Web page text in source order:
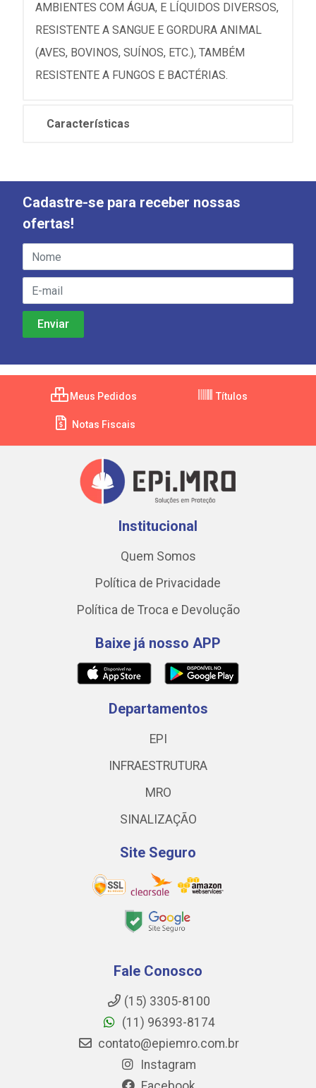
AMBIENTES COM ÁGUA, E LÍQUIDOS DIVERSOS,
RESISTENTE A SANGUE E GORDURA ANIMAL
(AVES, BOVINOS, SUÍNOS, ETC.), TAMBÉM
RESISTENTE A FUNGOS E BACTÉRIAS.
Características
Cadastre-se para receber nossas
ofertas!
Meus Pedidos Títulos
Notas Fiscais
Institucional
Quem Somos
Política de Privacidade
Política de Troca e Devolução
Baixe já nosso APP
Departamentos
EPI
INFRAESTRUTURA
MRO
SINALIZAÇÃO
Site Seguro
Fale Conosco
(15) 3305-8100
(11) 96393-8174
contato@epiemro.com.br
Instagram